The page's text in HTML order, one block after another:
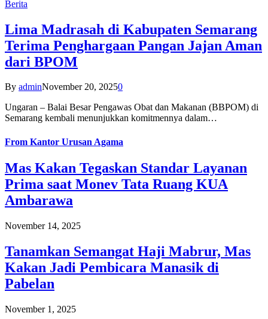
Berita
Lima Madrasah di Kabupaten Semarang
Terima Penghargaan Pangan Jajan Aman
dari BPOM
By adminNovember 20, 20250
Ungaran – Balai Besar Pengawas Obat dan Makanan (BBPOM) di
Semarang kembali menunjukkan komitmennya dalam…
From Kantor Urusan Agama
Mas Kakan Tegaskan Standar Layanan
Prima saat Monev Tata Ruang KUA
Ambarawa
November 14, 2025
Tanamkan Semangat Haji Mabrur, Mas
Kakan Jadi Pembicara Manasik di
Pabelan
November 1, 2025